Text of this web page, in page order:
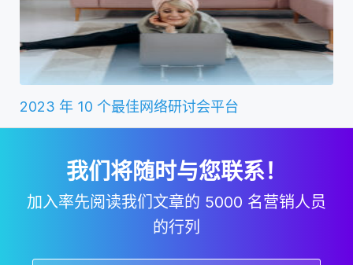
2023 年 10 个最佳网络研讨会平台
我们将随时与您联系！
加入率先阅读我们文章的 5000 名营销人员
的行列